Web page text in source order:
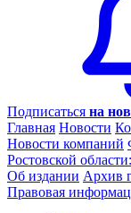
Подписаться на
Главная Новости
Новости компаний
Ростовской
Об издании Архив
Правовая